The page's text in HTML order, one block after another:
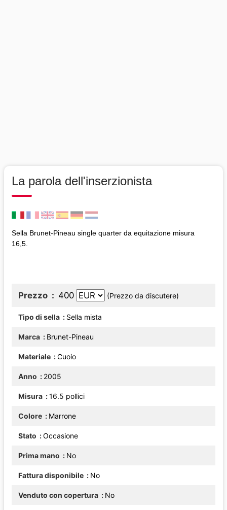
La parola dell'inserzionista
Sella Brunet-Pineau single quarter da equitazione misura
16,5.
Prezzo 400 (Prezzo da discutere)
Tipo di sella Sella mista
Marca Brunet-Pineau
Materiale Cuoio
Anno 2005
Misura 16.5 pollici
Colore Marrone
Stato Occasione
Prima mano No
Fattura disponibile No
Venduto con copertura No